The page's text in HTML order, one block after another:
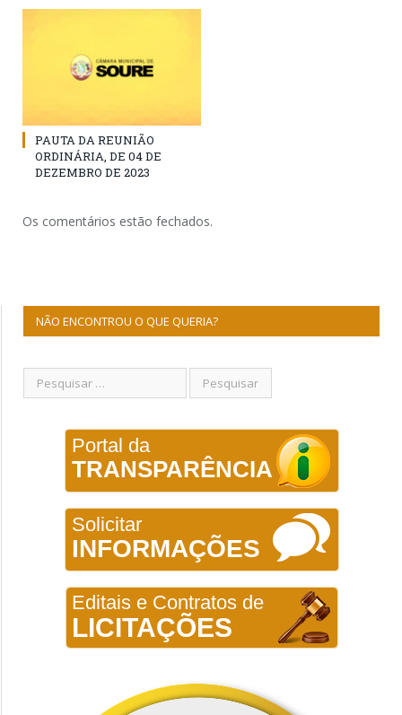
PAUTA DA REUNIÃO
ORDINÁRIA, DE 04 DE
DEZEMBRO DE 2023
Os comentários estão fechados.
NÃO ENCONTROU O QUE QUERIA?
Portal da
TRANSPARÊNCIA
Solicitar
INFORMAÇÕES
Editais e Contratos de
LICITAÇÕES